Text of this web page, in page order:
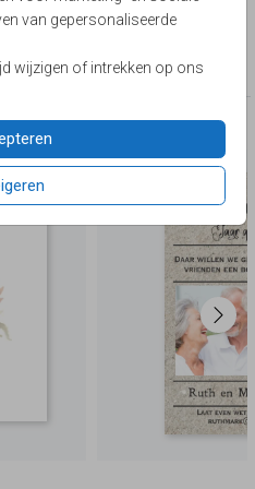
van gepersonaliseerde
wijzigen of intrekken op ons
ook iets voor je